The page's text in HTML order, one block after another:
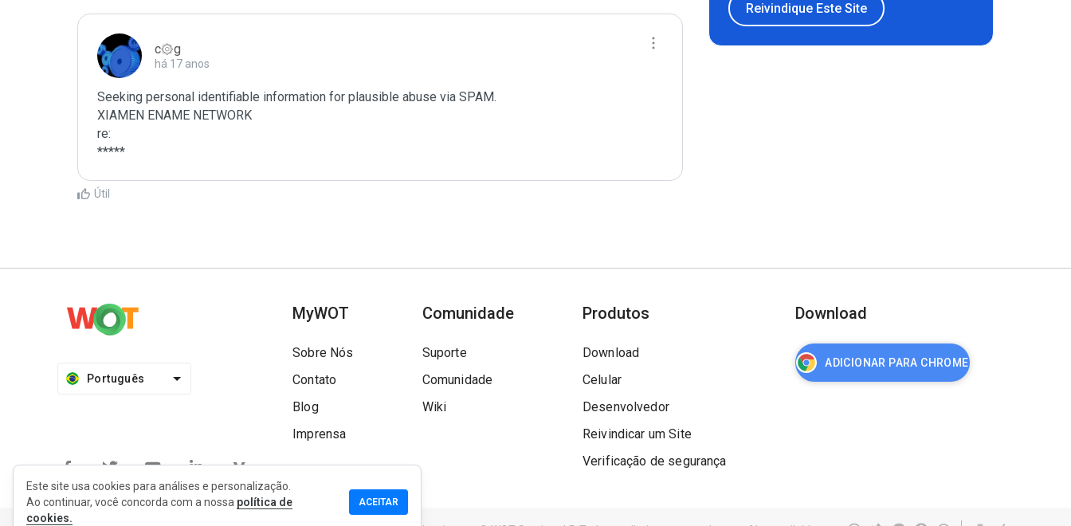
c۞g
há 17 anos
Seeking personal identifiable information for plausible abuse via SPAM.
XIAMEN ENAME NETWORK
re:
*****
Útil
Reivindique Este Site
Português
MyWOT
Sobre Nós
Contato
Blog
Imprensa
Comunidade
Suporte
Comunidade
Wiki
Produtos
Download
Celular
Desenvolvedor
Reivindicar um Site
Verificação de segurança
Download
ADICIONAR PARA CHROME
Este site usa cookies para análises e personalização.
Ao continuar, você concorda com a nossa política de
cookies.
ACEITAR